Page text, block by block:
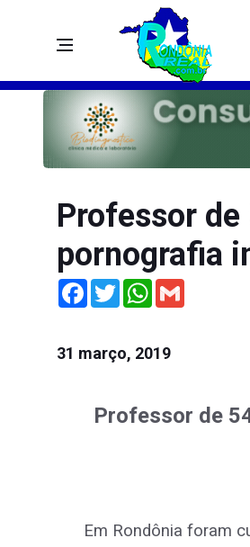
Professor
pornografia
Facebook
TwitterWhatsApp
31 março, 2019
Professor de
Em Rondônia foram